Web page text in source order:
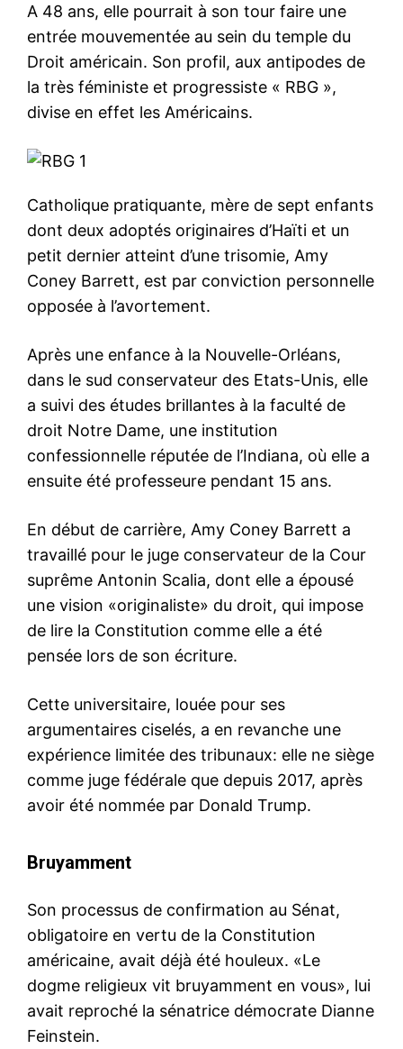
A 48 ans, elle pourrait à son tour faire une
entrée mouvementée au sein du temple du
Droit américain. Son profil, aux antipodes de
la très féministe et progressiste « RBG »,
divise en effet les Américains.
Catholique pratiquante, mère de sept enfants
dont deux adoptés originaires d’Haïti et un
petit dernier atteint d’une trisomie, Amy
Coney Barrett, est par conviction personnelle
opposée à l’avortement.
Après une enfance à la Nouvelle-Orléans,
dans le sud conservateur des Etats-Unis, elle
a suivi des études brillantes à la faculté de
droit Notre Dame, une institution
confessionnelle réputée de l’Indiana, où elle a
ensuite été professeure pendant 15 ans.
En début de carrière, Amy Coney Barrett a
travaillé pour le juge conservateur de la Cour
suprême Antonin Scalia, dont elle a épousé
une vision «originaliste» du droit, qui impose
de lire la Constitution comme elle a été
pensée lors de son écriture.
Cette universitaire, louée pour ses
argumentaires ciselés, a en revanche une
expérience limitée des tribunaux: elle ne siège
comme juge fédérale que depuis 2017, après
avoir été nommée par Donald Trump.
Bruyamment
Son processus de confirmation au Sénat,
obligatoire en vertu de la Constitution
américaine, avait déjà été houleux. «Le
dogme religieux vit bruyamment en vous», lui
avait reproché la sénatrice démocrate Dianne
Feinstein.